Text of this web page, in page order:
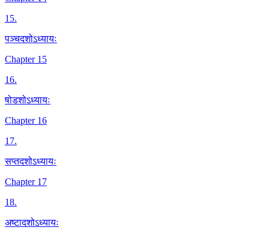
15.
पञ्चदशोऽध्यायः
Chapter 15
16.
षोडशोऽध्यायः
Chapter 16
17.
सप्तदशोऽध्यायः
Chapter 17
18.
अष्टादशोऽध्यायः